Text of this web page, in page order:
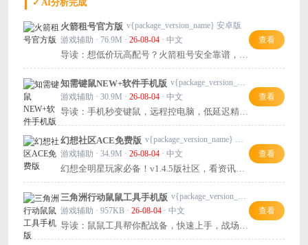
✓ AI分析完成
火箭租号官方版 v{package_version_name} 安卓版
游戏辅助 · 76.9M · 26-08-04· 中文
导读：想低价玩高配号？火箭租号安全靠谱，热
门游戏随租随玩，推荐试试！
查看
知需键鼠NEW+软件手机版
v{package_version_name} 安卓版
游戏辅助 · 30.9M · 26-08-04· 中文
导读：手机秒变键鼠，远程控电脑，低延迟精准
映射，实用又方便！
查看
幻想社区ACE免费版
v{package_version_name} 安卓版
游戏辅助 · 34.9M · 26-08-04· 中文
幻想全明星玩家必备！v1.4.5版社区，看资讯聊
攻略，掌上互动超方便，推荐试试！
查看
三角洲行动鼠鼠工具手机版
v{package_version_name} 安卓版
游戏辅助 · 957KB · 26-08-04· 中文
导读：鼠鼠工具帮你配战备，快速上手，战场更
顺手！
查看